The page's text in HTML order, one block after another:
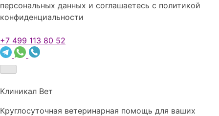
персональных данных и соглашаетесь c политикой
конфиденциальности
+7 499 113 80 52
Клиникал Вет
Круглосуточная ветеринарная помощь для ваших